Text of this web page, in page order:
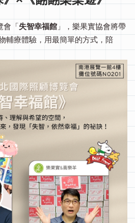
會「失智幸福館 」， 樂果實協會將帶
輔療體驗，用最簡單的方式，陪